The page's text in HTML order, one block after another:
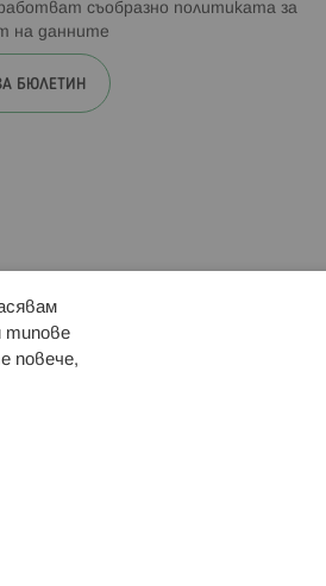
съобразно политиката за
на данните
БЮЛЕТИН
типове
повече,